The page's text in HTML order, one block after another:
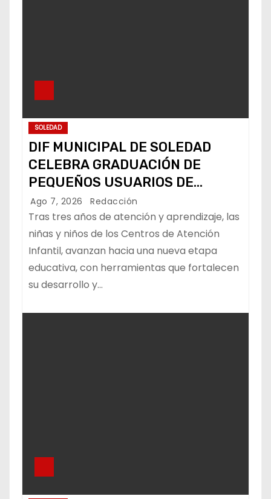
SOLEDAD
DIF MUNICIPAL DE SOLEDAD
CELEBRA GRADUACIÓN DE
PEQUEÑOS USUARIOS DE
ESTANCIAS “CAPULLITOS 1 Y 2”
Ago 7, 2026 Redacción
Tras tres años de atención y aprendizaje, las
niñas y niños de los Centros de Atención
Infantil, avanzan hacia una nueva etapa
educativa, con herramientas que fortalecen
su desarrollo y…